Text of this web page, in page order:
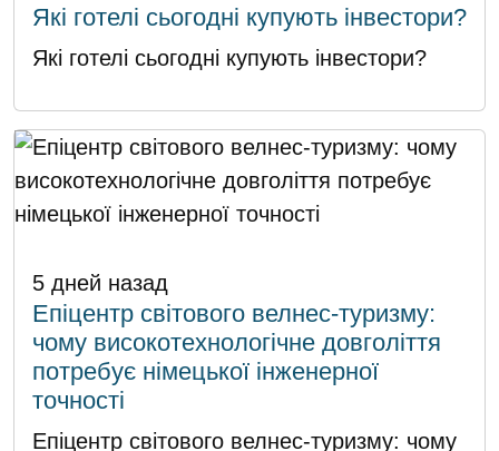
Які готелі сьогодні купують інвестори?
Які готелі сьогодні купують інвестори?
5 дней назад
Епіцентр світового велнес-туризму:
чому високотехнологічне довголіття
потребує німецької інженерної
точності
Епіцентр світового велнес-туризму: чому